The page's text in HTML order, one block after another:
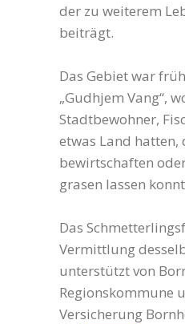
der zu weiterem
beiträgt.
Das Gebiet war
„Gudhjem Vang“,
Stadtbewohner,
etwas Land hatten,
bewirtschaften
grasen lassen
Das
Vermittlung
unterstützt von
Regionskommune
Versicherung